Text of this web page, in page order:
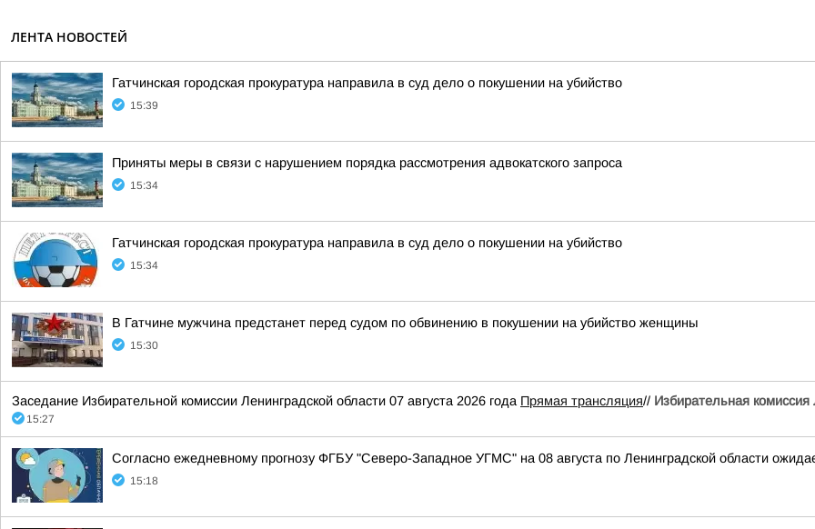
ЛЕНТА НОВОСТЕЙ
Гатчинская городская прокуратура направила в суд дело о покушении на убийство
15:39
Приняты меры в связи с нарушением порядка рассмотрения адвокатского запроса
15:34
Гатчинская городская прокуратура направила в суд дело о покушении на убийство
15:34
В Гатчине мужчина предстанет перед судом по обвинению в покушении на убийство женщины
15:30
Заседание Избирательной комиссии Ленинградской области 07 августа 2026 года Прямая трансляция// Избирательная комиссия
15:27
Согласно ежедневному прогнозу ФГБУ "Северо-Западное УГМС" на 08 августа по Ленинградской области
15:18